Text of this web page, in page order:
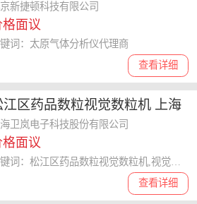
新捷顿科技有限公司
格面议
查看详细
词：太原气体分析仪代理商
江区药品数粒视觉数粒机 上海
岚电子科技供应
海卫岚电子科技股份有限公司
格面议
查看详细